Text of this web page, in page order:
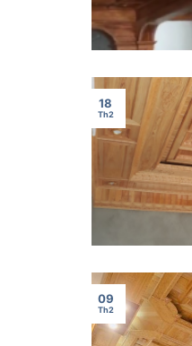
18
Th2
09
Th2